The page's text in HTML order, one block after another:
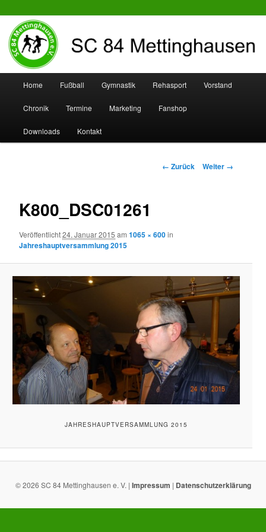
SC 84 Mettinghausen
Zum
Inhalt
wechseln
Zum
sekundären
Inhalt
Home Fußball Gymnastik Rehasport Vorstand
Chronik Termine Marketing Fanshop
Downloads Kontakt
Bilder-
← Zurück Weiter →
K800_DSC01261
Veröffentlicht24. Januar 2015 am1065 × 600in
Jahreshauptversammlung 2015
JAHRESHAUPTVERSAMMLUNG 2015
© 2026 SC 84 Mettinghausen e. V. | Impressum | Datenschutzerklärung